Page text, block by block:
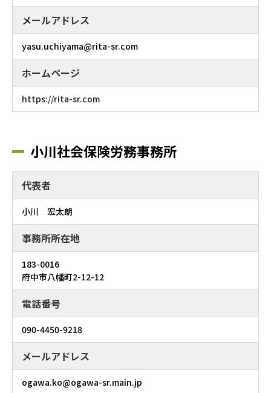
メールアドレス
yasu.uchiyama@rita-sr.com
ホームページ
https://rita-sr.com
小川社会保険労務事務所
代表者
小川 宏太朗
事務所所在地
183-0016
府中市八幡町2-12-12
電話番号
090-4450-9218
メールアドレス
ogawa.ko@ogawa-sr.main.jp